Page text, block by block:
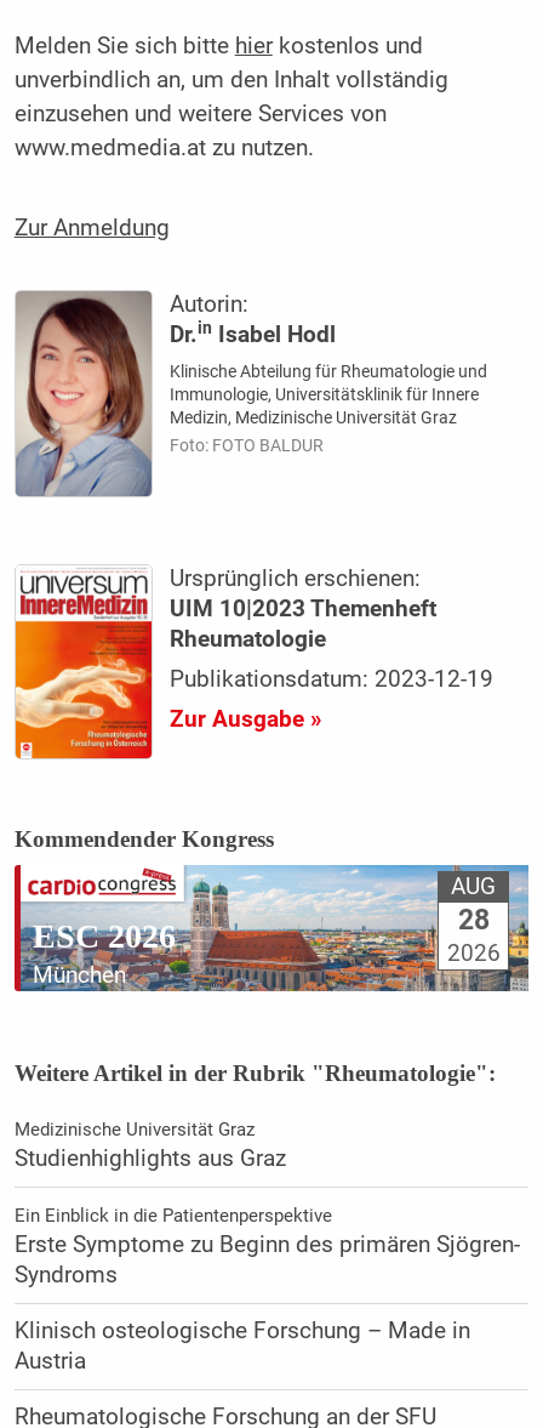
Melden Sie sich bitte hierkostenlos und
unverbindlich an, um den Inhalt vollständig
einzusehen und weitere Services von
www.medmedia.at zu nutzen.
Zur Anmeldung
Autorin:
Dr.in Isabel Hodl
Klinische Abteilung für Rheumatologie und
Immunologie, Universitätsklinik für Innere
Medizin, Medizinische Universität Graz
Foto: FOTO BALDUR
Ursprünglich erschienen:
UIM 10|2023 Themenheft
Rheumatologie
Publikationsdatum: 2023-12-19
Zur Ausgabe »
Kommendender Kongress
ESC 2026
München
AUG
28
2026
Weitere Artikel in der Rubrik "Rheumatologie":
Medizinische Universität Graz
Studienhighlights aus Graz
Ein Einblick in die Patientenperspektive
Erste Symptome zu Beginn des primären Sjögren-
Syndroms
Klinisch osteologische Forschung – Made in
Austria
Rheumatologische Forschung an der SFU